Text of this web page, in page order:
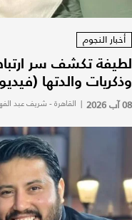
أخبار النجوم
لطيفة تكشف سر
وذكريات والدتها
08 آب 2026 | القاهرة - شريف عبد